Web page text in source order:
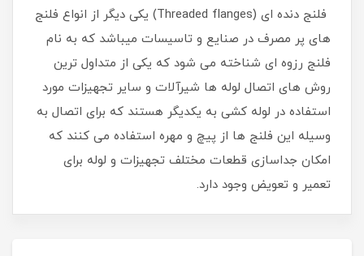
فلنج دنده ای (Threaded flanges) یکی دیگر از انواع فلنج
های پر مصرف در صنایع و تاسیسات میباشد که به نام
فلنج رزوه ای شناخته می شود که یکی از متداول ترین
روش های اتصال لوله ها شیرآلات و سایر تجهیزات مورد
استفاده در لوله کشی به یکدیگر هستند که برای اتصال به
وسیله این فلنج ها از پیچ و مهره استفاده می کنند که
امکان جداسازی قطعات مختلف تجهیزات و لوله برای
تعمیر و تعویض وجود دارد.